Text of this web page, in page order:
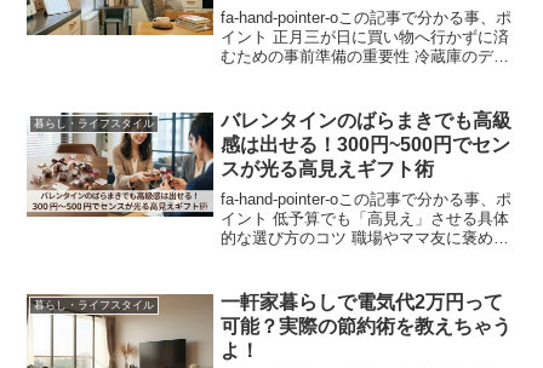
へ
fa-hand-pointer-oこの記事で分かる事、ポ
イント 正月三が日に買い物へ行かずに済
むための事前準備の重要性 冷蔵庫のデッ
ブン備蓄食材とその活用法 飽きがち...
暮らし・ライフスタイル
バレンタインのばらまきでも高級
感は出せる！300円~500円でセン
スが光る高見えギフト術
fa-hand-pointer-oこの記事で分かる事、ポ
イント 低予算でも「高見え」させる具体
的な選び方のコツ 職場やママ友に褒めら
のばらまきでも手抜きに見せ...
暮らし・ライフスタイル
一軒家暮らしで電気代2万円って
可能？実際の節約術を教えちゃう
よ！